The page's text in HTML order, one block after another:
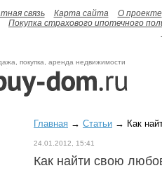
связь Карта сайта О проекте
Покупка страхового ипотечного
покупка, аренда недвижимости
Главная → Статьи → Как
24.01.2012, 15:41
Как найти свою